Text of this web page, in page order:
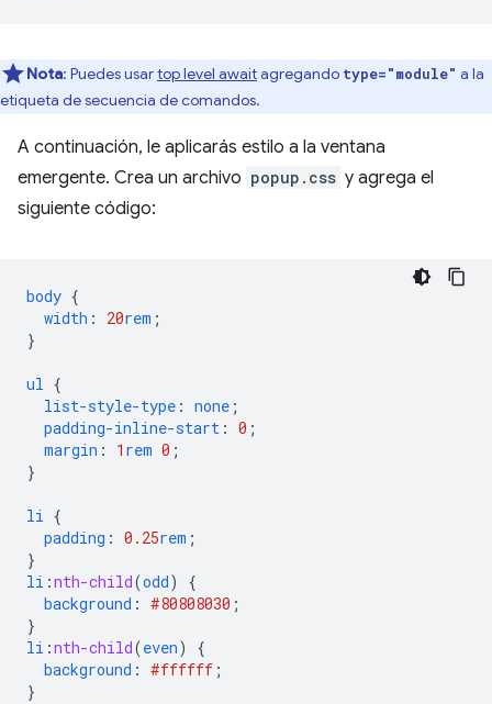
Nota: Puedes usartop level awaitagregando type="module" a la
etiqueta de secuencia de comandos.
A continuación, le aplicarás estilo a la ventana
emergente. Crea un archivo popup.css y agrega el
siguiente código:
body {
width : 20rem ;
}
ul {
list-style-type : none ;
padding-inline-start : 0 ;
margin : 1 rem 0 ;
}
li {
padding : 0.25rem ;
}
li :nth-child(odd)
{
background : #80808030 ;
}
li :nth-child(even)
{
background : #ffffff ;
}